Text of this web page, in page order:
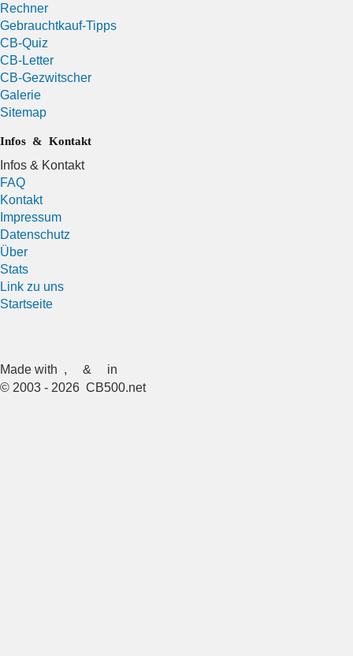
Rechner
Gebrauchtkauf-Tipps
CB-Quiz
CB-Letter
CB-Gezwitscher
Galerie
Sitemap
Infos & Kontakt
Infos & Kontakt
FAQ
Kontakt
Impressum
Datenschutz
Über
Stats
Link zu uns
Startseite
Made with , &
in
© 2003 - 2026 CB500.net